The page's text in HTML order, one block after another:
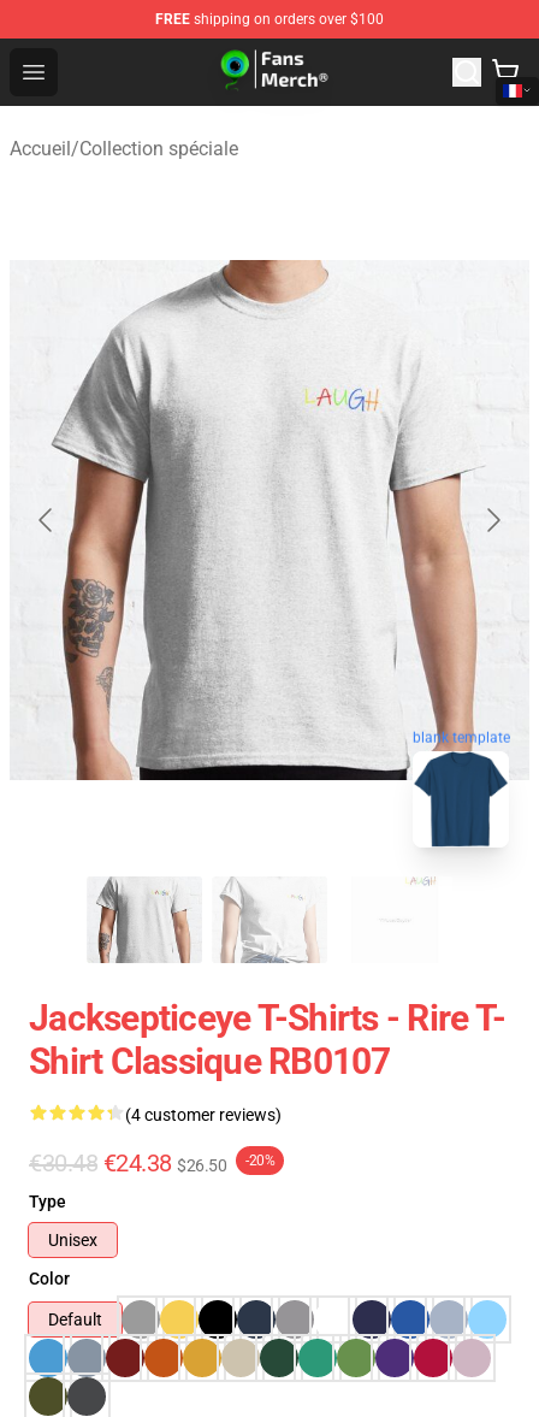
FREE shipping on orders over $100
Open menu
Jacksepticeye Store - Official Jacksepticeye
Accueil/Collection spéciale
blank template
Jacksepticeye T-Shirts - Rire T-
Shirt Classique RB0107
(4 customer reviews)
€30.48 €24.38 $26.50 -20%
Type
Unisex
Color
Default